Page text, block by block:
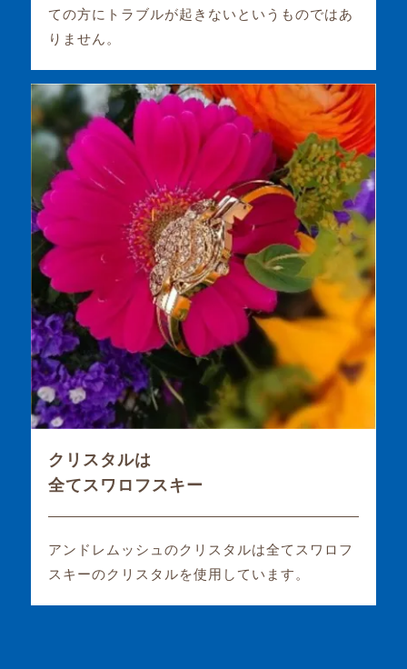
ての方にトラブルが起きないというものではあ
りません。
クリスタルは
全てスワロフスキー
アンドレムッシュのクリスタルは全てスワロフ
スキーのクリスタルを使用しています。